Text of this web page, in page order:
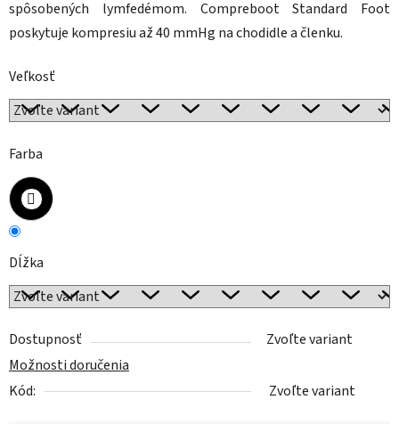
spôsobených lymfedémom. Compreboot Standard Foot
poskytuje kompresiu až 40 mmHg na chodidle a členku.
Veľkosť
Farba
Dĺžka
Dostupnosť
Zvoľte variant
Možnosti doručenia
Kód:
Zvoľte variant